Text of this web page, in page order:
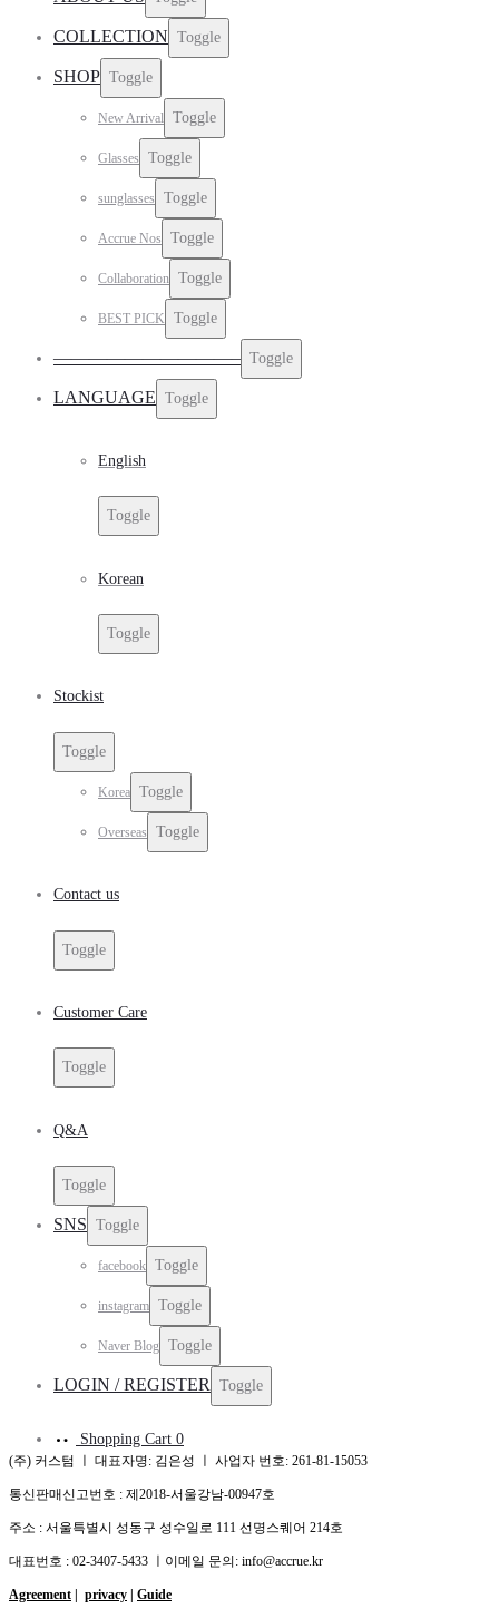
COLLECTION Toggle
SHOP Toggle
New Arrival Toggle
Glasses Toggle
sunglasses Toggle
Accrue Nos Toggle
Collaboration Toggle
BEST PICK Toggle
——————————– Toggle
LANGUAGE Toggle
English
Toggle
Korean
Toggle
Stockist
Toggle
Korea Toggle
Overseas Toggle
Contact us
Toggle
Customer Care
Toggle
Q&A
Toggle
SNS Toggle
facebook Toggle
instagram Toggle
Naver Blog Toggle
LOGIN / REGISTER Toggle
Shopping Cart 0
(주) 커스텀 ㅣ 대표자명: 김은성 ㅣ 사업자 번호: 261-81-15053
통신판매신고번호 : 제2018-서울강남-00947호
주소 : 서울특별시 성동구 성수일로 111 선명스퀘어 214호
대표번호 : 02-3407-5433 ㅣ이메일 문의: info@accrue.kr
Agreement privacy Guide